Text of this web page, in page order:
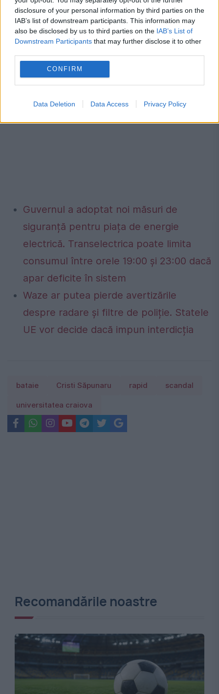
disclosure of your personal information by third parties on the
IAB’s list of downstream participants. This information may
also be disclosed by us to third parties on the IAB’s List of
Downstream Participants that may further disclose it to other
CONFIRM
Data Deletion Data Access Privacy Policy
poți comporta în halul ăsta. E inadmisibil
pentru un căpitan.
Oricât ai fi de provocat, nu ai voie să fii așa
de agresiv. Mi-e milă de el, pur și simplu. Nu
rușine!”, a spus Răducioiu la Prima Sport.
Guvernul a adoptat noi măsuri de
siguranță pentru piața de energie
electrică. Transelectrica poate limita
consumul între orele 19:00 și 23:00 dacă
apar deficite în sistem
Waze ar putea pierde avertizările
despre radare și filtre de poliție. Statele
UE vor decide dacă impun interdicția
bataie Cristi Săpunaru rapid scandal
universitatea craiova
Recomandările noastre